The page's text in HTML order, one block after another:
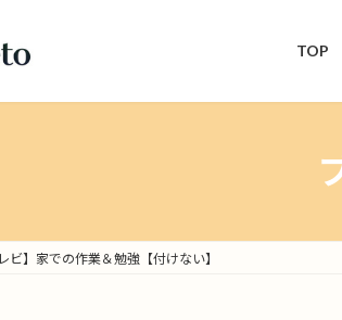
TOP
レビ】家での作業＆勉強【付けない】